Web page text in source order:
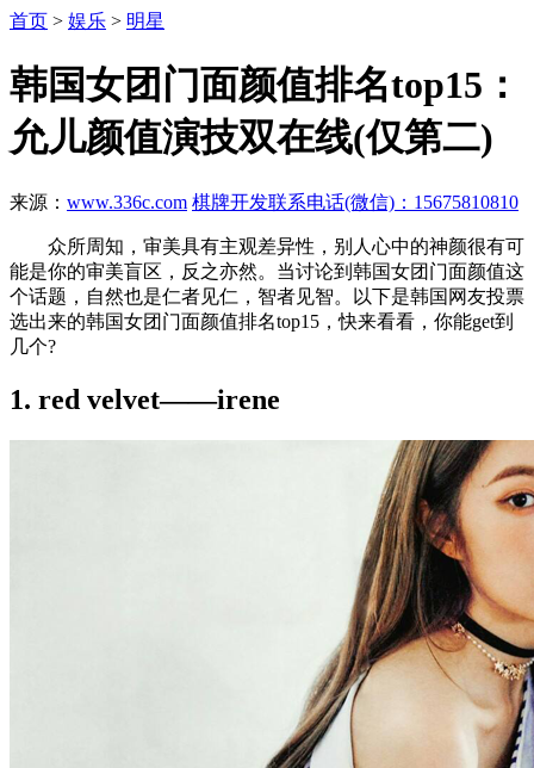
首页 > 娱乐 > 明星
韩国女团门面颜值排名top15：
允儿颜值演技双在线(仅第二)
来源： www.336c.com 棋牌开发联系电话(微信)：15675810810
众所周知，审美具有主观差异性，别人心中的神颜很有可
能是你的审美盲区，反之亦然。当讨论到韩国女团门面颜值这
个话题，自然也是仁者见仁，智者见智。以下是韩国网友投票
选出来的韩国女团门面颜值排名top15，快来看看，你能get到
几个?
1. red velvet——irene